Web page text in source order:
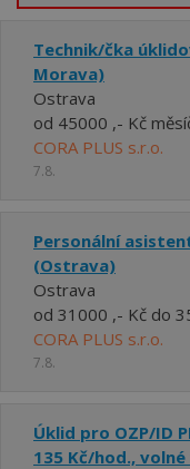
Technik/čka
Morava)
Ostrava
od 45000 ,- Kč
CORA PLUS s.r.o.
7.8.
Personální
(Ostrava)
Ostrava
od 31000 ,- Kč do
CORA PLUS s.r.o.
7.8.
Úklid pro OZP/ID
135 Kč/hod.,